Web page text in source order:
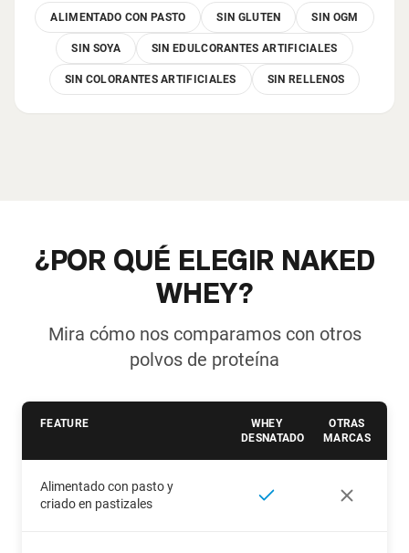
ALIMENTADO CON PASTO SIN GLUTEN SIN OGM
SIN SOYA SIN EDULCORANTES ARTIFICIALES
SIN COLORANTES ARTIFICIALES SIN RELLENOS
¿POR QUÉ ELEGIR NAKED
WHEY?
Mira cómo nos comparamos con otros
polvos de proteína
FEATURE
WHEY
DESNATADO
OTRAS
MARCAS
Alimentado con pasto y
criado en pastizales